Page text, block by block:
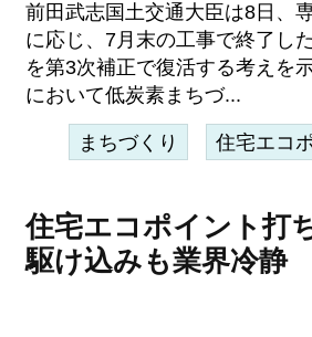
前田武志国土交通大臣は8日、
に応じ、7月末の工事で終了し
を第3次補正で復活する考えを
において低炭素まちづ...
まちづくり 住宅エコ
住宅エコポイント打
駆け込みも業界冷静